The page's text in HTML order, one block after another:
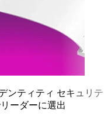
ンティティ セキュリテ
ーダーに選出